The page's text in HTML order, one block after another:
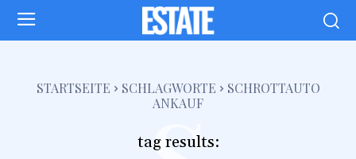
STARTSEITE SCHLAGWORTE
SCHROTTAUTO
ANKAUF
tag results: